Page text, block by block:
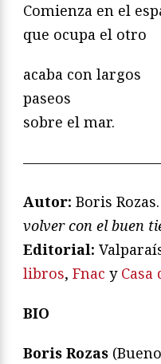
Comienza en el
que ocupa el otro
acaba con largos
paseos
sobre el mar.
Autor: Boris Rozas.
volver con el buen
Editorial:
libros, Fnac y
BIO
Boris Rozas